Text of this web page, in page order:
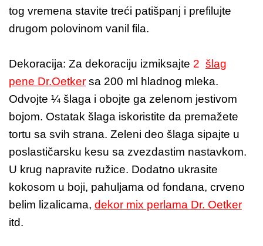
tog vremena stavite treći patišpanj i prefilujte
drugom polovinom vanil fila.
Dekoracija: Za dekoraciju izmiksajte 2 šlag
pene Dr.Oetker sa 200 ml hladnog mleka.
Odvojte ¼ šlaga i obojte ga zelenom jestivom
bojom. Ostatak šlaga iskoristite da premažete
tortu sa svih strana. Zeleni deo šlaga sipajte u
poslastičarsku kesu sa zvezdastim nastavkom.
U krug napravite ružice. Dodatno ukrasite
kokosom u boji, pahuljama od fondana, crveno
belim lizalicama, dekor mix perlama Dr. Oetker
itd.